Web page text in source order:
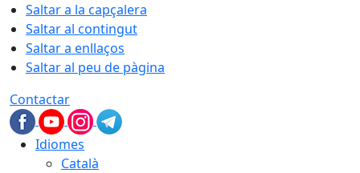
Saltar a la capçalera
Saltar al contingut
Saltar a enllaços
Saltar al peu de pàgina
Contactar
Idiomes
Català